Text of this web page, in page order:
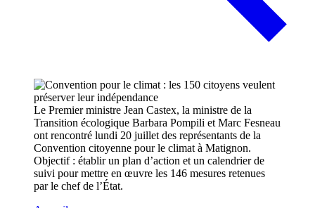
Le Premier ministre Jean Castex, la ministre de la
Transition écologique Barbara Pompili et Marc Fesneau
ont rencontré lundi 20 juillet des représentants de la
Convention citoyenne pour le climat à Matignon.
Objectif : établir un plan d’action et un calendrier de
suivi pour mettre en œuvre les 146 mesures retenues
par le chef de l’État.